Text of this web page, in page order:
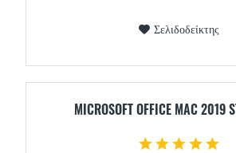
Σελιδοδείκτης
MICROSOFT OFFICE MAC 2019